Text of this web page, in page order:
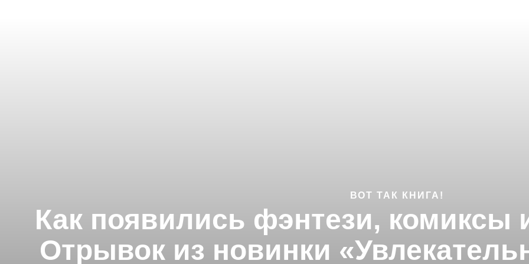
ВОТ ТАК КНИГА!
Как появились фэнтези, комиксы
Отрывок из новинки